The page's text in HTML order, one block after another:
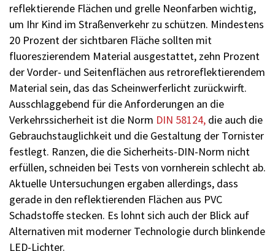
reflektierende Flächen und grelle Neonfarben wichtig,
um Ihr Kind im Straßenverkehr zu schützen. Mindestens
20 Prozent der sichtbaren Fläche sollten mit
fluoreszierendem Material ausgestattet, zehn Prozent
der Vorder- und Seitenflächen aus retroreflektierendem
­Material sein, das das Scheinwerferlicht zurückwirft.
Ausschlaggebend für die Anfor­derungen an die
Verkehrssicherheit ist die Norm DIN 58124, die auch die
Gebrauchstauglichkeit und die Gestaltung der Tornister
festlegt. Ranzen, die die Sicherheits-DIN-Norm nicht
erfüllen, schneiden bei Tests von vornherein schlecht ab.
Aktuelle Untersuchungen ergaben allerdings, dass
gerade in den reflektierenden Flächen aus PVC
Schadstoffe stecken. Es lohnt sich auch der Blick auf
Alternativen mit moderner Technologie durch blinkende
LED-Lichter.